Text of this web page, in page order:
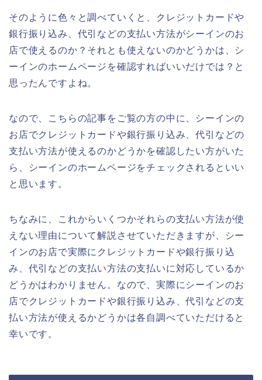
そのように色々と調べていくと、クレジットカードや
銀行振り込み、代引などの支払い方法がシーインのお
店で使えるのか？それとも使えないのかどうかは、シ
ーインのホームページを確認すればいいだけでは？と
思ったんですよね。
なので、こちらの記事をご覧の方の中に、シーインの
お店でクレジットカードや銀行振り込み、代引などの
支払い方法が使えるのかどうかを確認したい方がいた
ら、シーインのホームページをチェックされるといい
と思います。
ちなみに、これからいくつかそれらの支払い方法が使
えない理由について解説させていただきますが、シー
インのお店で実際にクレジットカードや銀行振り込
み、代引などの支払い方法の支払いに対応しているか
どうかはわかりません。なので、実際にシーインのお
店でクレジットカードや銀行振り込み、代引などの支
払い方法が使えるかどうかは各自調べていただけると
幸いです。